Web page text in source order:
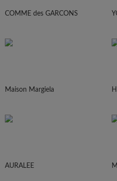
COMME des GARCONS
Maison Margiela
AURALEE